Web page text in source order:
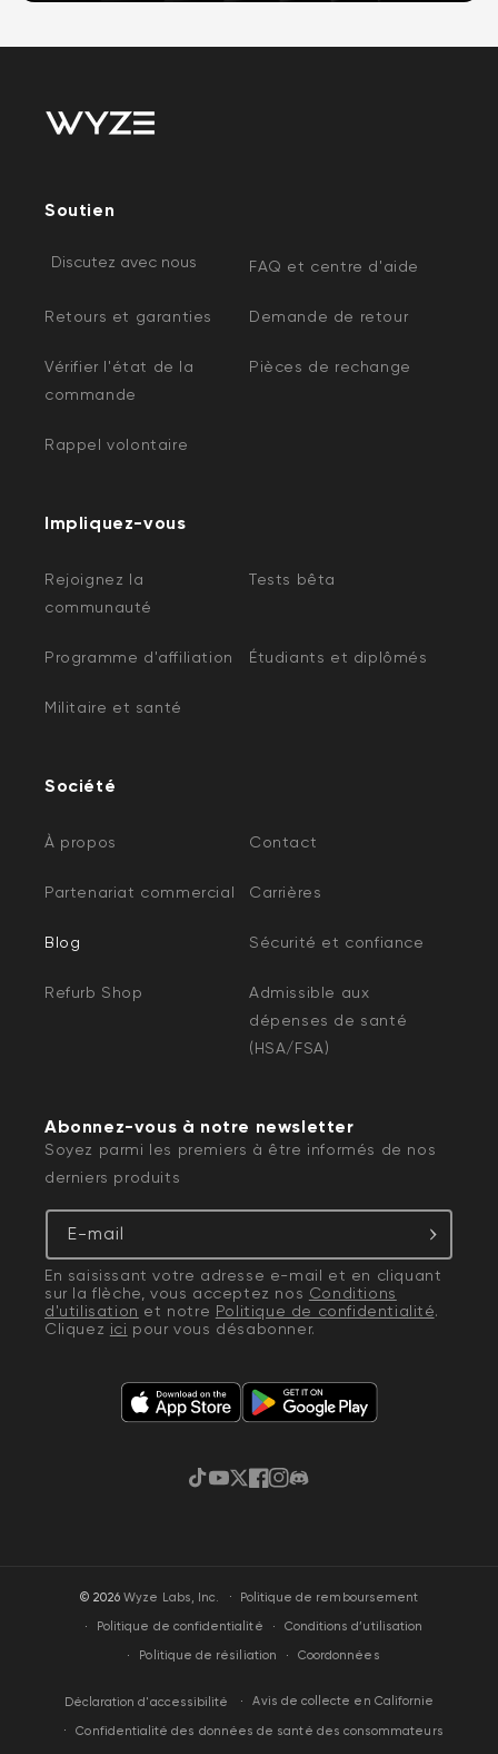
Soutien
Discutez avec nous FAQ et centre d'aide
Retours et garanties Demande de retour
Vérifier l'état de la
commande
Pièces de rechange
Rappel volontaire
Impliquez-vous
Rejoignez la
communauté
Tests bêta
Programme d'affiliation Étudiants et diplômés
Militaire et santé
Société
À propos Contact
Partenariat commercial Carrières
Blog Sécurité et confiance
Refurb Shop
Admissible aux
dépenses de santé
(HSA/FSA)
Abonnez-vous à notre newsletter
Soyez parmi les premiers à être informés de nos
derniers produits
E-mail
En saisissant votre adresse e-mail et en cliquant
sur la flèche, vous acceptez nos Conditions
d'utilisation et notre Politique de confidentialité.
Cliquez ici pour vous désabonner.
TikTokYouTube
Gazouillement
Facebook
Instagram
Discorde
© 2026Wyze Labs, Inc. ·
Politique de remboursement
Politique de confidentialité
Conditions d’utilisation
Politique de résiliation
Coordonnées
Déclaration d'accessibilité Avis de collecte en Californie
Confidentialité des données de santé des consommateurs